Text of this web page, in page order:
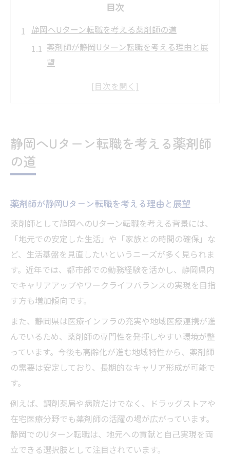
目次
静岡へUターン転職を考える薬剤師の道
薬剤師が静岡Uターン転職を考える理由と展
望
薬剤師Uターン転職で変わる静岡での働き方
は
察
薬剤師Uターン転職に適した年齢層の特徴
薬剤師は年代別に転職成功率がどう変わる
薬剤師転職で気になる年齢不問求人の実態
薬剤師が転職時に気をつけたい年齢の壁
移住支援制度で薬剤師転職の不安解消へ
薬剤師が活用できる静岡の移住支援制度ま
とめ
条件
薬剤師向け移住補助制度で転職負担を軽減
するコツ
薬剤師が移住支援を利用するメリットと落
静岡へUターン転職を考える薬剤師
の道
薬剤師が静岡Uターン転職を考える理由と展望
薬剤師として静岡へのUターン転職を考える背景には、
「地元での安定した生活」や「家族との時間の確保」な
ど、生活基盤を見直したいというニーズが多く見られま
す。近年では、都市部での勤務経験を活かし、静岡県内
でキャリアアップやワークライフバランスの実現を目指
す方も増加傾向です。
また、静岡県は医療インフラの充実や地域医療連携が進
んでいるため、薬剤師の専門性を発揮しやすい環境が整
っています。今後も高齢化が進む地域特性から、薬剤師
の需要は安定しており、長期的なキャリア形成が可能で
す。
例えば、調剤薬局や病院だけでなく、ドラッグストアや
在宅医療分野でも薬剤師の活躍の場が広がっています。
静岡でのUターン転職は、地元への貢献と自己実現を両
立できる選択肢として注目されています。